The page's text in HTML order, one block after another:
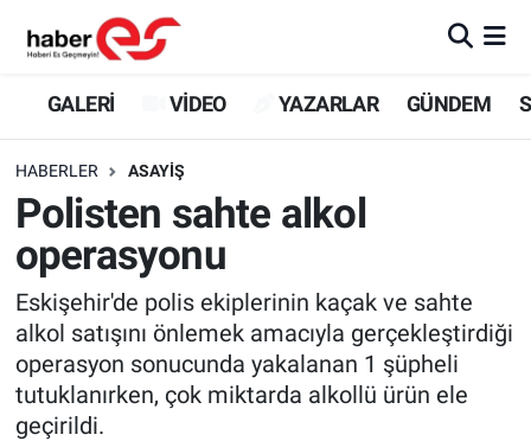
GALERİ VİDEO YAZARLAR GÜNDEM
HABERLER ASAYİŞ
Polisten sahte alkol
operasyonu
Eskişehir'de polis ekiplerinin kaçak ve sahte
alkol satışını önlemek amacıyla gerçekleştirdiği
operasyon sonucunda yakalanan 1 şüpheli
tutuklanırken, çok miktarda alkollü ürün ele
geçirildi.
GALERİ
YAZARLAR
GÜNDEM
SİYASET
TEKNOLOJİ
Eskişehir Nöbetçi Eczaneler
Eskişehir Trafik Yoğunluk Haritası
Süper Lig Puan Durumu ve Fikstür
Tüm Manşetler
Son Dakika Haberleri